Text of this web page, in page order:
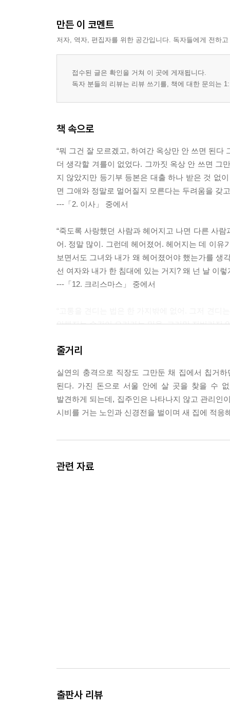
만든 이 코멘트
저자, 역자, 편집자를 위한 공간입니다. 독자들에게 전하
접수된 글은 확인을 거쳐 이 곳에 게재됩니다.
독자 분들의 리뷰는 리뷰 쓰기를, 책에 대한 문의는
책 속으로
“뭐 그건 잘 모르겠고, 하여간 옥상만 안 쓰면 된다
더 생각할 겨를이 없었다. 그까짓 옥상 안 쓰면 그
지 않았지만 등기부 등본은 대출 하나 받은 것 없
면 그애와 정말로 멀어질지 모른다는 두려움을 갖
---「2. 이사」 중에서
“죽도록 사랑했던 사람과 헤어지고 나면 다른 사
어. 정말 많이. 그런데 헤어졌어. 헤어지는 데 이
보면서도 그녀와 내가 왜 헤어졌어야 했는가를 생
선 여자와 내가 한 침대에 있는 거지? 왜 넌 날 이렇
---「12. 크리스마스」 중에서
안해지는 순간이 오리라는 믿음. 그거만 저버리지
“믿어. 믿으면 아무도 널 어쩌지 못해.”
내가 알 수 있는 건 지난 일 년 반 동안 내가 혼자
어 기다리지도 않고, 혼자서 쇼핑하고, 밥 먹고,
그래서 더는 누군가와 서로의 인생을 포개는 일 같
“실내인간? 실내에만 있으려고 해서?”
줄거리
실연의 충격으로 직장도 그만둔 채 집에서 칩거
된다. 가진 돈으로 서울 안에 살 곳을 찾을 수
발견하게 되는데, 집주인은 나타나지 않고 관리인
시비를 거는 노인과 신경전을 벌이며 새 집에 적
관련 자료
출판사 리뷰